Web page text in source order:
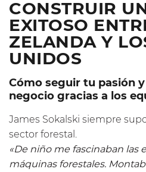
CONSTRUIR
EXITOSO
ZELANDA Y
UNIDOS
Cómo seguir tu pasión
negocio gracias a los
James Sokalski siempre
sector forestal.
«De niño me fascinaban las
máquinas forestales.